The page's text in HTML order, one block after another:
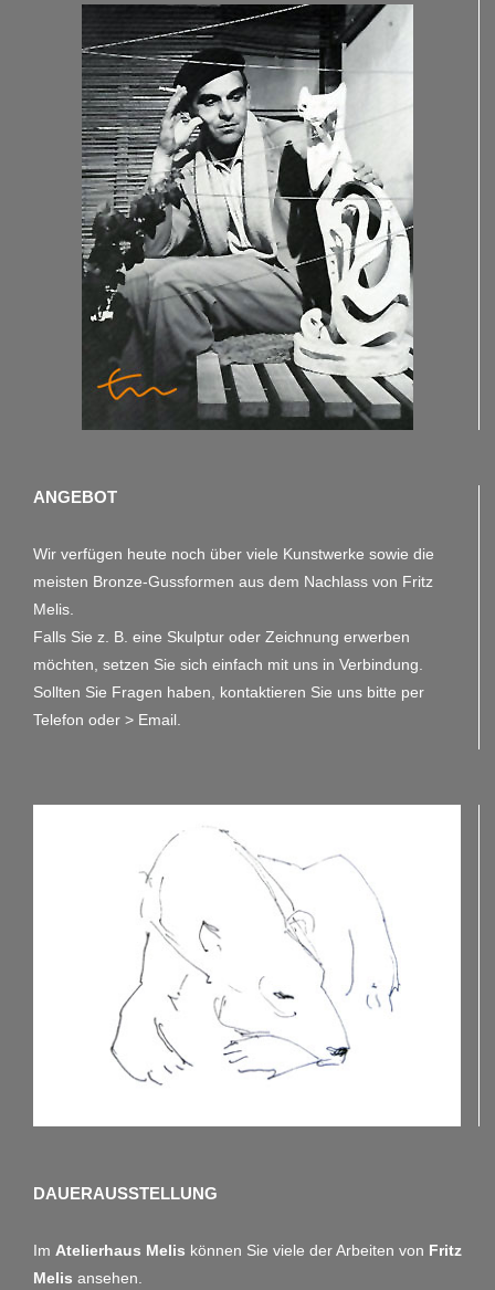
ANGEBOT
Wir verfügen heute noch über viele Kunstwerke sowie die
meisten Bronze-Gussformen aus dem Nachlass von Fritz
Melis.
Falls Sie z. B. eine Skulptur oder Zeichnung erwerben
möchten, setzen Sie sich einfach mit uns in Verbindung.
Sollten Sie Fragen haben, kontaktieren Sie uns bitte per
Telefon oder > Email.
DAUERAUSSTELLUNG
Im Atelierhaus Melis können Sie viele der Arbeiten von Fritz
Melis ansehen.